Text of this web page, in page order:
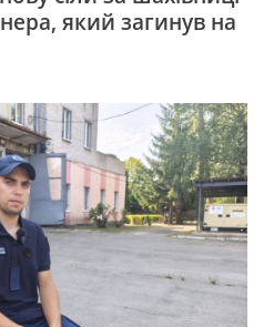
який загинув на